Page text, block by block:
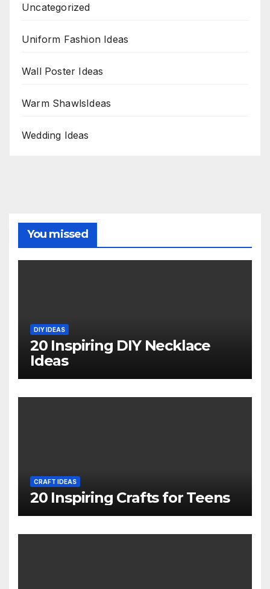
Uncategorized
Uniform Fashion Ideas
Wall Poster Ideas
Warm ShawlsIdeas
Wedding Ideas
You missed
DIY IDEAS
20 Inspiring DIY Necklace
Ideas
CRAFT IDEAS
20 Inspiring Crafts for Teens